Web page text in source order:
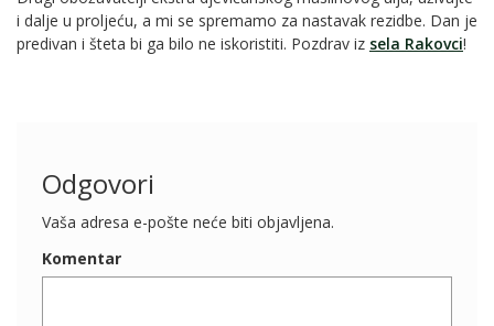
i dalje u proljeću, a mi se spremamo za nastavak rezidbe. Dan je
predivan i šteta bi ga bilo ne iskoristiti. Pozdrav iz sela Rakovci!
Odgovori
Vaša adresa e-pošte neće biti objavljena.
Komentar